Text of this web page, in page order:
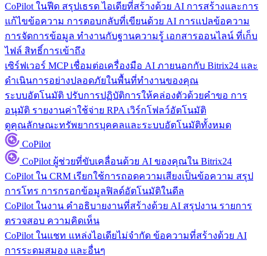
CoPilot ในฟีด สรุปเธรด ไอเดียที่สร้างด้วย AI การสร้างและการ
แก้ไขข้อความ การตอบกลับที่เขียนด้วย AI การแปลข้อความ
การจัดการข้อมูล ทำงานกับฐานความรู้ เอกสารออนไลน์ ที่เก็บ
ไฟล์ สิทธิ์การเข้าถึง
เซิร์ฟเวอร์ MCP เชื่อมต่อเครื่องมือ AI ภายนอกกับ Bitrix24 และ
ดำเนินการอย่างปลอดภัยในพื้นที่ทำงานของคุณ
ระบบอัตโนมัติ ปรับการปฏิบัติการให้คล่องตัวด้วยคำขอ การ
อนุมัติ รายงานค่าใช้จ่าย RPA เวิร์กโฟลว์อัตโนมัติ
ดูคุณลักษณะทรัพยากรบุคคลและระบบอัตโนมัติทั้งหมด
CoPilot
CoPilot ผู้ช่วยที่ขับเคลื่อนด้วย AI ของคุณใน Bitrix24
CoPilot ใน CRM เรียกใช้การถอดความเสียงเป็นข้อความ สรุป
การโทร การกรอกข้อมูลฟิลด์อัตโนมัติในดีล
CoPilot ในงาน คำอธิบายงานที่สร้างด้วย AI สรุปงาน รายการ
ตรวจสอบ ความคิดเห็น
CoPilot ในแชท แหล่งไอเดียไม่จำกัด ข้อความที่สร้างด้วย AI
การระดมสมอง และอื่นๆ